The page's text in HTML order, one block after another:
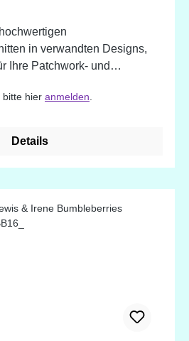
in verwandten Designs,
Ihre Patchwork- und
bitte hier anmelden
Details